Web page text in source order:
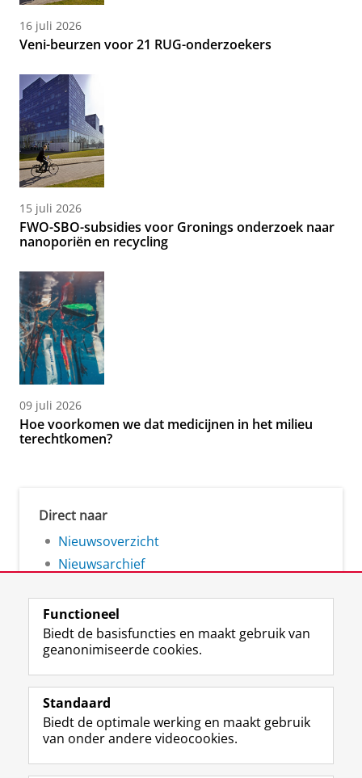
16 juli 2026
Veni-beurzen voor 21 RUG-onderzoekers
15 juli 2026
FWO-SBO-subsidies voor Gronings onderzoek naar
nanoporiën en recycling
09 juli 2026
Hoe voorkomen we dat medicijnen in het milieu
terechtkomen?
Direct naar
Nieuwsoverzicht
Nieuwsarchief
Volg de RUG
F
a
e
b
o
L
i
k
e
I
R
S
-
f
e
I
n
t
r
Y
o
T
e
Studiekiezers
Functioneel
Biedt de basisfuncties en maakt gebruik van
geanonimiseerde cookies.
Standaard
Biedt de optimale werking en maakt gebruik
van onder andere videocookies.